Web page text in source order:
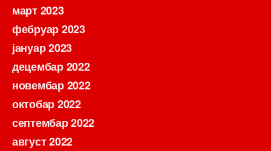
март 2023
фебруар 2023
јануар 2023
децембар 2022
новембар 2022
октобар 2022
септембар 2022
август 2022